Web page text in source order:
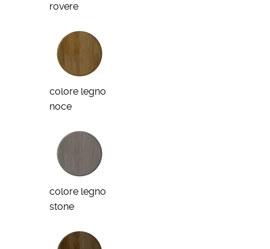
rovere
colore legno
noce
colore legno
stone